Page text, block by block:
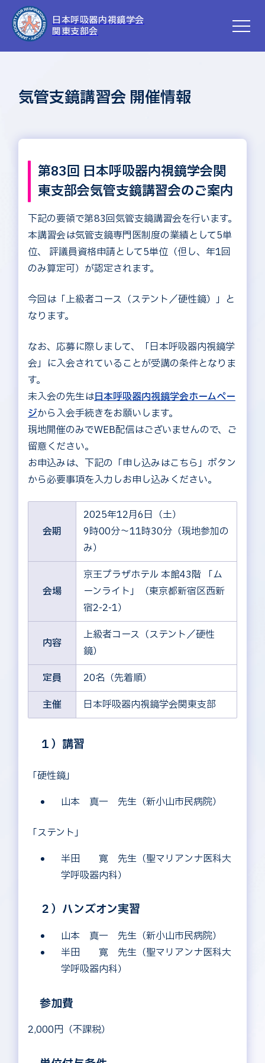
日本呼吸器内視鏡学会
関東支部会
気管支鏡講習会 開催情報
第83回 日本呼吸器内視鏡学会関
東支部会気管支鏡講習会のご案内
下記の要領で第83回気管支鏡講習会を行います。
本講習会は気管支鏡専門医制度の業績として5単
位、 評議員資格申請として5単位（但し、年1回
のみ算定可）が認定されます。
今回は「上級者コース（ステント／硬性鏡）」と
なります。
なお、応募に際しまして、「日本呼吸器内視鏡学
会」に入会されていることが受講の条件となりま
す。
未入会の先生は日本呼吸器内視鏡学会ホームペー
ジから入会手続きをお願いします。
現地開催のみでWEB配信はございませんので、ご
留意ください。
お申込みは、下記の「申し込みはこちら」ボタン
から必要事項を入力しお申し込みください。
会期
2025年12月6日（土）
9時00分〜11時30分（現地参加の
み）
会場
京王プラザホテル 本館43階 「ム
ーンライト」（東京都新宿区西新
宿2-2-1）
内容
上級者コース（ステント／硬性
鏡）
定員
20名（先着順）
主催
日本呼吸器内視鏡学会関東支部
１）講習
「硬性鏡」
山本 真一 先生（新小山市民病院）
「ステント」
半田 寛 先生（聖マリアンナ医科大
学呼吸器内科）
２）ハンズオン実習
山本 真一 先生（新小山市民病院）
半田 寛 先生（聖マリアンナ医科大
学呼吸器内科）
参加費
2,000円（不課税）
閉じる